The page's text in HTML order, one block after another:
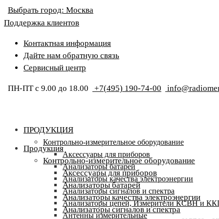
Выбрать город: Москва
Поддержка клиентов
Контактная информация
Дайте нам обратную связь
Сервисный центр
ПН-ПТ с 9.00 до 18.00 +7(495) 190-74-00
ПРОДУКЦИЯ
Контрольно-измерительное оборудование
Аксессуары для приборов
Анализаторы батарей
Анализаторы качества электроэнергии
Анализаторы сигналов и спектра
Анализаторы цепей, Измерители КСВН и
Антенны измерительные
Продукция
Контрольно-измерительное оборудование
Аксессуары для приборов
Анализаторы батарей
Анализаторы качества электроэнергии
Анализаторы сигналов и спектра